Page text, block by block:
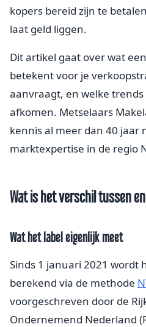
kopers bereid zijn te
laat geld liggen.
Dit artikel gaat over wat
betekent voor je
aanvraagt, en welke
afkomen. Metselaars
kennis al meer dan 40 jaar
marktexpertise in de regio
Wat is het verschil tussen
Wat het label eigenlijk meet
Sinds 1 januari 2021 wordt
berekend via de methode
voorgeschreven door de
Ondernemend Nederland